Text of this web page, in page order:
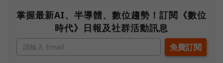
掌握最新AI、半導體、數位趨勢！訂閱《數位
時代》日報及社群活動訊息